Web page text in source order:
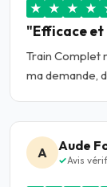
★ ★ ★ ★
"Efficace
Train Complet
ma demande,
A Aude
Avis